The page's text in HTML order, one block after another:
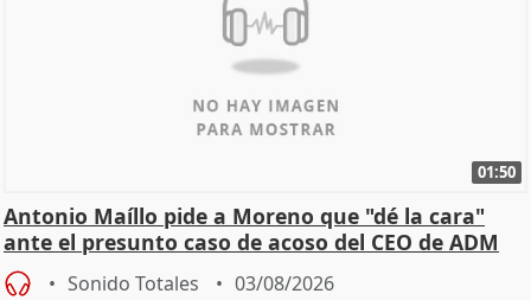
01:50
Antonio Maíllo pide a Moreno que "dé la cara"
ante el presunto caso de acoso del CEO de ADM
Sonido Totales 03/08/2026